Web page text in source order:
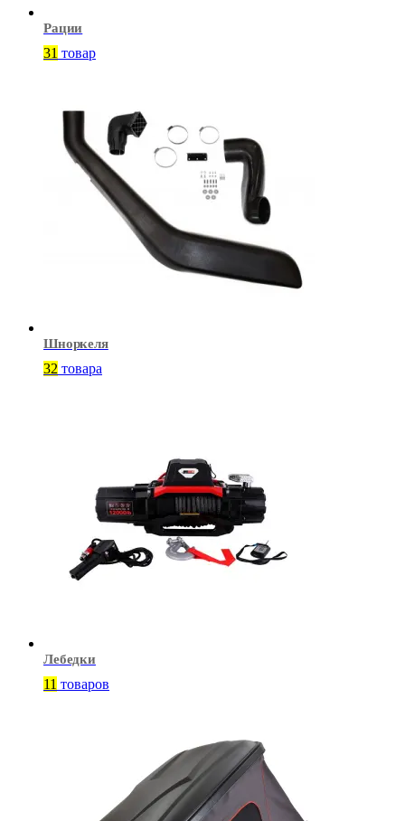
Рации
31 товар
Шноркеля
32 товара
Лебедки
11 товаров